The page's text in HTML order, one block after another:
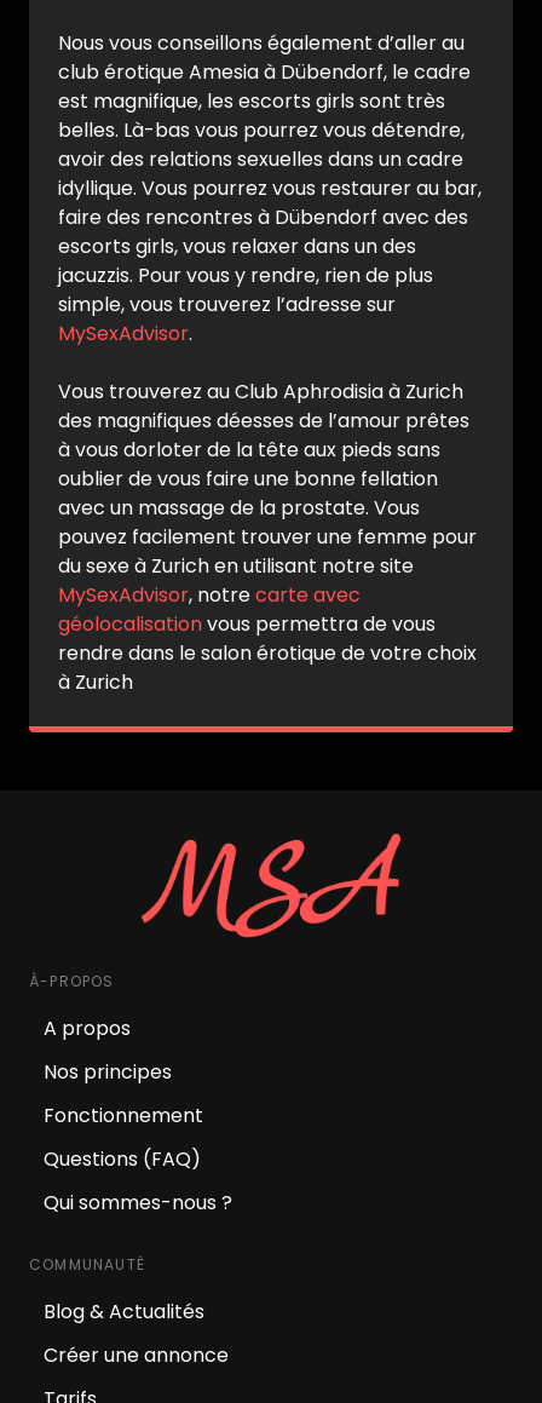
Nous vous conseillons également d’aller au
club érotique Amesia à Dübendorf, le cadre
est magnifique, les escorts girls sont très
belles. Là-bas vous pourrez vous détendre,
avoir des relations sexuelles dans un cadre
idyllique. Vous pourrez vous restaurer au bar,
faire des rencontres à Dübendorf avec des
escorts girls, vous relaxer dans un des
jacuzzis. Pour vous y rendre, rien de plus
simple, vous trouverez l’adresse sur
MySexAdvisor.
Vous trouverez au Club Aphrodisia à Zurich
des magnifiques déesses de l’amour prêtes
à vous dorloter de la tête aux pieds sans
oublier de vous faire une bonne fellation
avec un massage de la prostate. Vous
pouvez facilement trouver une femme pour
du sexe à Zurich en utilisant notre site
MySexAdvisor, notrecarte avec
géolocalisationvous permettra de vous
rendre dans le salon érotique de votre choix
à Zurich
À-PROPOS
A propos
Nos principes
Fonctionnement
Questions (FAQ)
Qui sommes-nous ?
COMMUNAUTÉ
Blog & Actualités
Créer une annonce